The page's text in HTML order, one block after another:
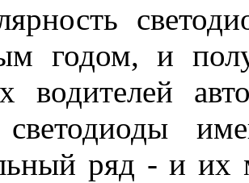
годом, и
водителей
светодиоды
ряд - и их